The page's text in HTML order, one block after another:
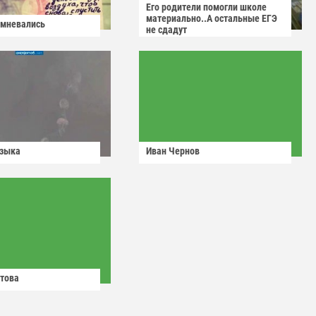
Его родители помогли школе
материально..А остальные ЕГЭ
не сдадут
Иван Чернов